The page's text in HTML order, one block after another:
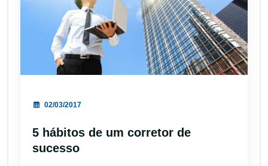
02/03/2017
5 hábitos de um corretor de
sucesso